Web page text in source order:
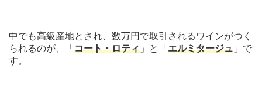
中でも高級産地とされ、数万円で取引されるワインがつく
られるのが、「 コート・ロティ 」と「 エルミタージュ 」で
す。